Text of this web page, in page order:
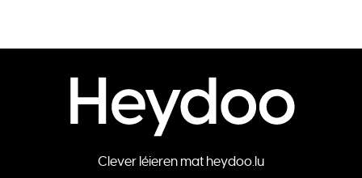
Clever léieren mat heydoo.lu